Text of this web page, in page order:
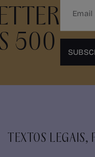
500
TEXTOS LEGAIS,